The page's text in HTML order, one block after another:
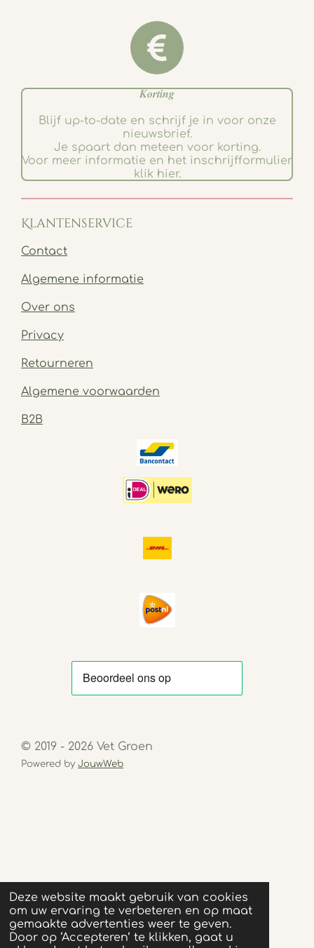
Deze website maakt gebruik van cookies
om uw ervaring te verbeteren en op maat
gemaakte advertenties weer te geven.
Door op ‘Accepteren’ te klikken, gaat u
𝑲𝒐𝒓𝒕𝒊𝒏𝒈
Blijf up-to-date en schrijf je in voor onze
nieuwsbrief.
Je spaart dan meteen voor korting.
Voor meer informatie en het inschrijfformulier
klik hier.
Klantenservice
Contact
Algemene informatie
Over ons
Privacy
Retourneren
Algemene voorwaarden
B2B
© 2019 - 2026 Vet Groen
Powered by JouwWeb